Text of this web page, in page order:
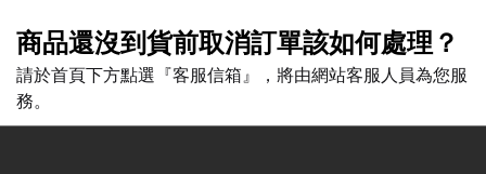
商品還沒到貨前取消訂單該如何處理？
請於首頁下方點選『客服信箱』，將由網站客服人員為您服
務。